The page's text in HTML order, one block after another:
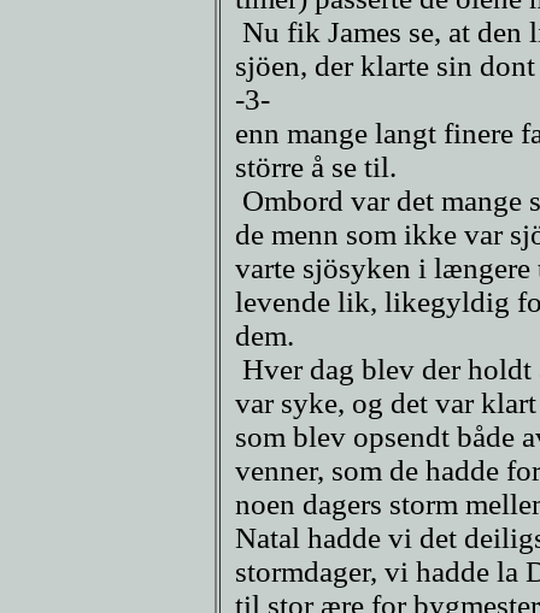
Nu fik James se, at
sjöen, der klarte sin dont
-3-
enn mange langt finere
större å se til.
Ombord var det mange
de menn som ikke var
varte sjösyken i længere
levende lik, likegyldig
dem.
Hver dag blev der
var syke, og det var
som blev opsendt både
venner, som de hadde
noen dagers storm
Natal hadde vi det
stormdager, vi hadde la
til stor ære for